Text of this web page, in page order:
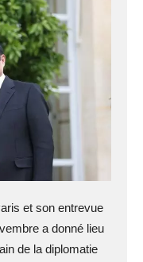
et son entrevue
a donné lieu
de la diplomatie